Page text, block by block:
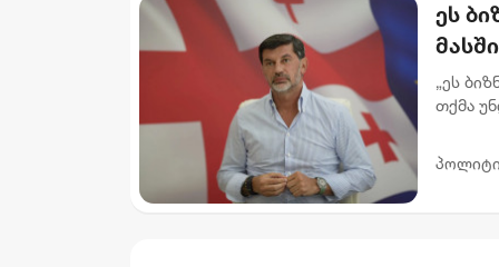
ეს
„ეს
თქმა
მი...